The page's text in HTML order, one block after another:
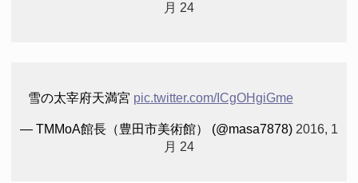
月 24
雪の太宰府天満宮 pic.twitter.com/ICgOHgiGme
— TMMoA館長（豊田市美術館） (@masa7878) 2016, 1
月 24